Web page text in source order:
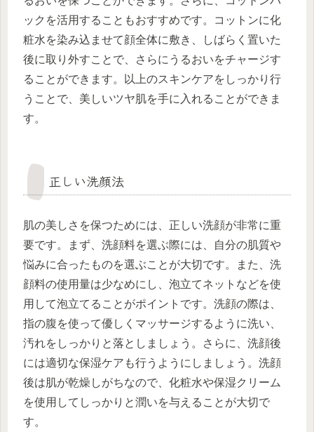
ックを活用することもおすすめです。コットンに化
粧水を染み込ませて顔全体に敷き、しばらく置いた
後に取り外すことで、さらにうるおいをチャージす
ることができます。以上のスキンケアをしっかり行
うことで、美しいツヤ肌を手に入れることができま
す。
正しい洗顔法
肌の美しさを保つためには、正しい洗顔が非常に重
要です。まず、洗顔料を選ぶ際には、自分の肌質や
悩みに合ったものを選ぶことが大切です。また、洗
顔料の使用量は少なめにし、泡立てネットなどを使
用して泡立てることがポイントです。洗顔の際は、
指の腹を使って優しくマッサージするように洗い、
汚れをしっかりと落としましょう。さらに、洗顔後
には適切な保湿ケアも行うようにしましょう。洗顔
後は肌が乾燥しがちなので、化粧水や保湿クリーム
を使用してしっかりと潤いを与えることが大切で
す。